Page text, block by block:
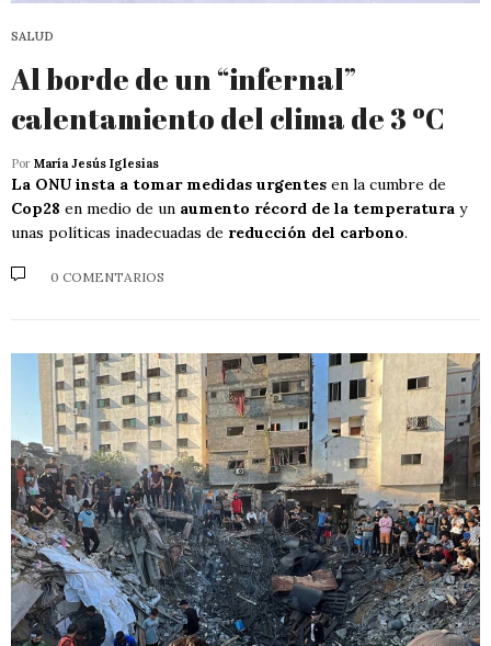
SALUD
Al borde de un “infernal”
calentamiento del clima de 3 ºC
Por María Jesús Iglesias
La ONU insta a tomar medidas urgentes en la cumbre de
Cop28 en medio de un aumento récord de la temperatura y
unas políticas inadecuadas de reducción del carbono.
0 COMENTARIOS